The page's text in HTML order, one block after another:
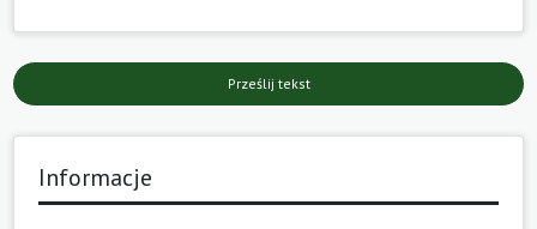
Prześlij tekst
Informacje